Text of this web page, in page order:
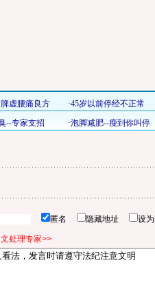
匿名 隐藏地址 设
处理专家>>